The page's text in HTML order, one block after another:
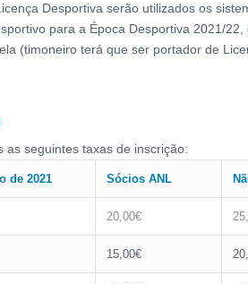
Desportiva serão utilizados os
para a Época Desportiva 2021/
(timoneiro terá que ser portador de
as seguintes taxas de inscrição:
de 2021 Sócios ANL
20,00€
15,00€